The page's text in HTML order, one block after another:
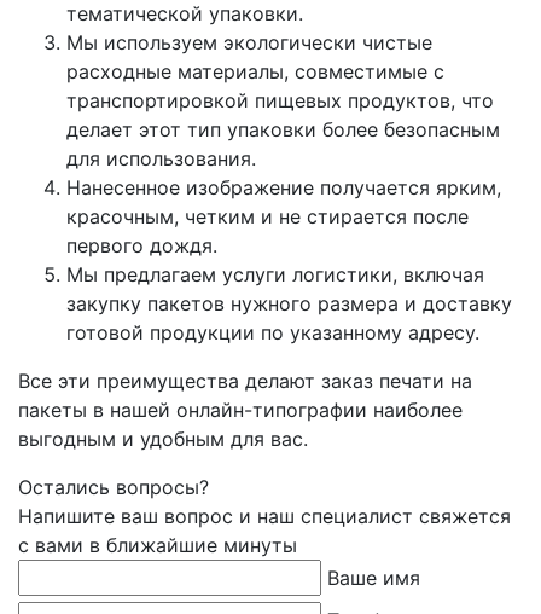
тематической упаковки.
Мы используем экологически чистые
расходные материалы, совместимые с
транспортировкой пищевых продуктов, что
делает этот тип упаковки более безопасным
для использования.
Нанесенное изображение получается ярким,
красочным, четким и не стирается после
первого дождя.
Мы предлагаем услуги логистики, включая
закупку пакетов нужного размера и доставку
готовой продукции по указанному адресу.
Все эти преимущества делают заказ печати на
пакеты в нашей онлайн-типографии наиболее
выгодным и удобным для вас.
Остались вопросы?
Напишите ваш вопрос и наш специалист свяжется
с вами в ближайшие минуты
Ваше имя